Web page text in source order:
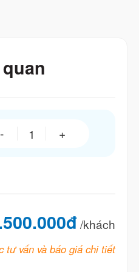
Du Yen Cruise số lượng
đ/khách
tư vấn và báo giá chi tiết